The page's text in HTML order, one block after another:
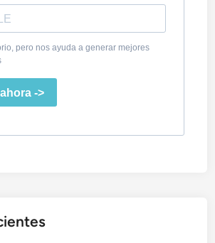
pero nos ayuda a generar mejores
->